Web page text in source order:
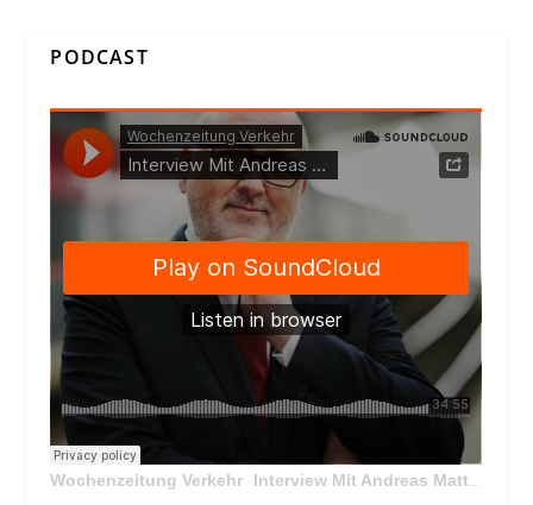
PODCAST
Wochenzeitung Verkehr · Interview Mit Andreas Matthä, CEO der ÖBB Holding